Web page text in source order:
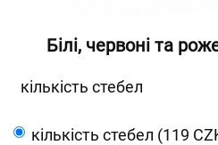
Білі, червоні та
кількість стебел
кількість стебел (119